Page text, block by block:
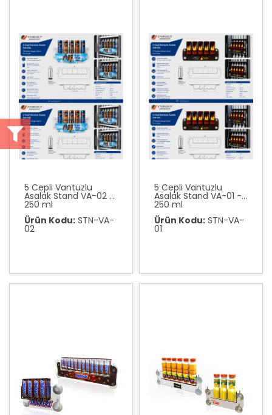
5 Cepli Vantuzlu
Asalak Stand VA-02 -
250 ml
Ürün Kodu: STN-VA-
02
5 Cepli Vantuzlu
Asalak Stand VA-01 -
250 ml
Ürün Kodu: STN-VA-
01